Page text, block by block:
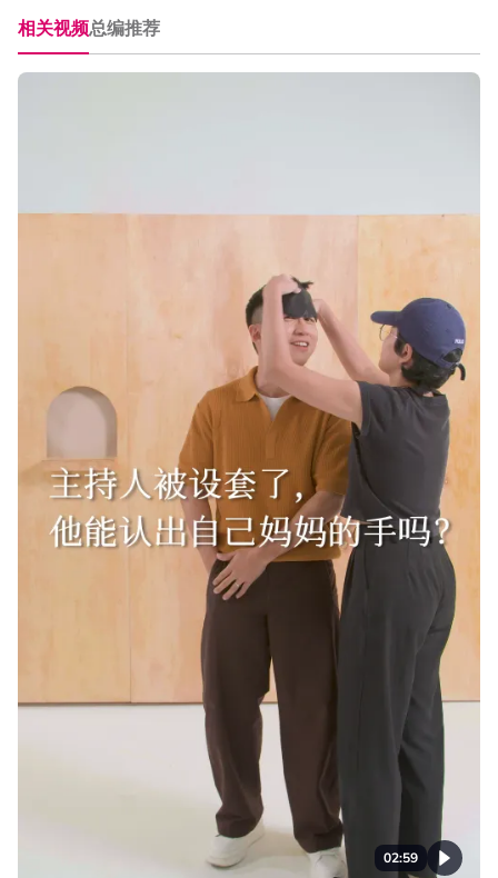
相关视频总编推荐
02:59